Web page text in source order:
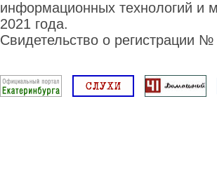
информационных технологий и
2021 года.
Свидетельство о регистрации